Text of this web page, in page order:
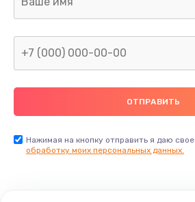
Нажимая на кнопку отправить я даю свое
обработку моих персональных данных.